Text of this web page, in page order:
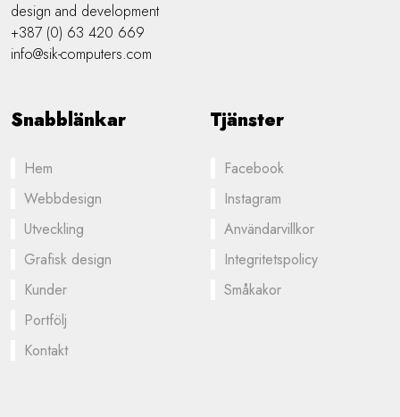
design and development
+387 (0) 63 420 669
info@sik-computers.com
Snabblänkar
Hem
Webbdesign
Utveckling
Grafisk design
Kunder
Portfölj
Kontakt
Tjänster
Facebook
Instagram
Användarvillkor
Integritetspolicy
Småkakor